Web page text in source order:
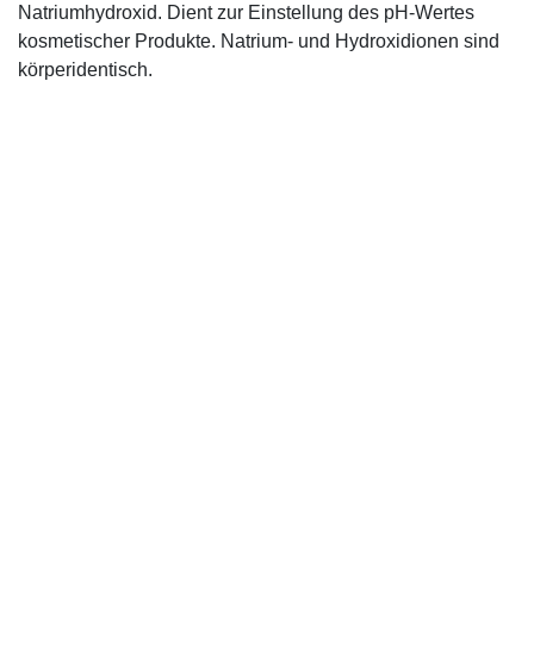
Natriumhydroxid. Dient zur Einstellung des pH-Wertes
kosmetischer Produkte. Natrium- und Hydroxidionen sind
körperidentisch.